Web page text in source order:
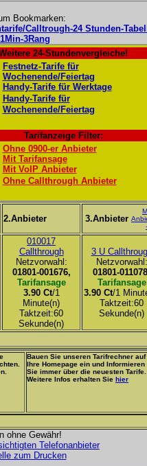
Bookmarken:
Calltrough-24 Stunden-
3Rang
24-Stundenvergleiche!
Festnetz-Tarife für
Wochenende/Feiertag
Handy-Tarife für Werktage
Handy-Tarife für
Wochenende/Feiertag
Tarifanzeige Filter:
Ohne 0900-er Anbieter
Mit Tarifansage
Mit VoIP Anbieter
Ohne Callthrough Anbieter
2.Anbieter 3.Anbieter
010017
Callthrough
Netzvorwahl:
01801-001676,
Tarifansage
3.90 Ct/1
Minute(n)
Taktzeit:60
Sekunde(n)
3 U
Netzvorwahl:
01801-
Tarifansage
3.90 Ct/1
Taktzeit:60
Sekunde(n)
Bauen Sie unseren Tarifrechner auf
Ihre Homepage ein und Informieren
Sie immer über die neuesten Tarife.
Weitere Infos erhalten Sie hier
ohne Gewähr!
Telefonanbieter
zum Drucken